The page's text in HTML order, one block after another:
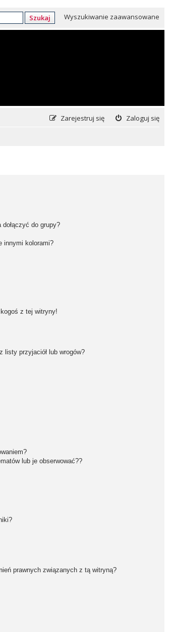
Szukaj Wyszukiwanie zaawansowane
Zaloguj się
Zarejestruj się
do grupy?
innymi kolorami?
z tej witryny!
listy przyjaciół lub wrogów?
lub je obserwować??
prawnych związanych z tą witryną?